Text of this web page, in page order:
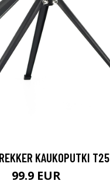
KAUKOPUTKI T25
99.9 EUR